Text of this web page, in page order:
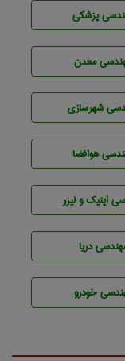
پزشکی
معدن
شهرسازی
هوافضا
اپتیک و لیزر
دریا
خودرو